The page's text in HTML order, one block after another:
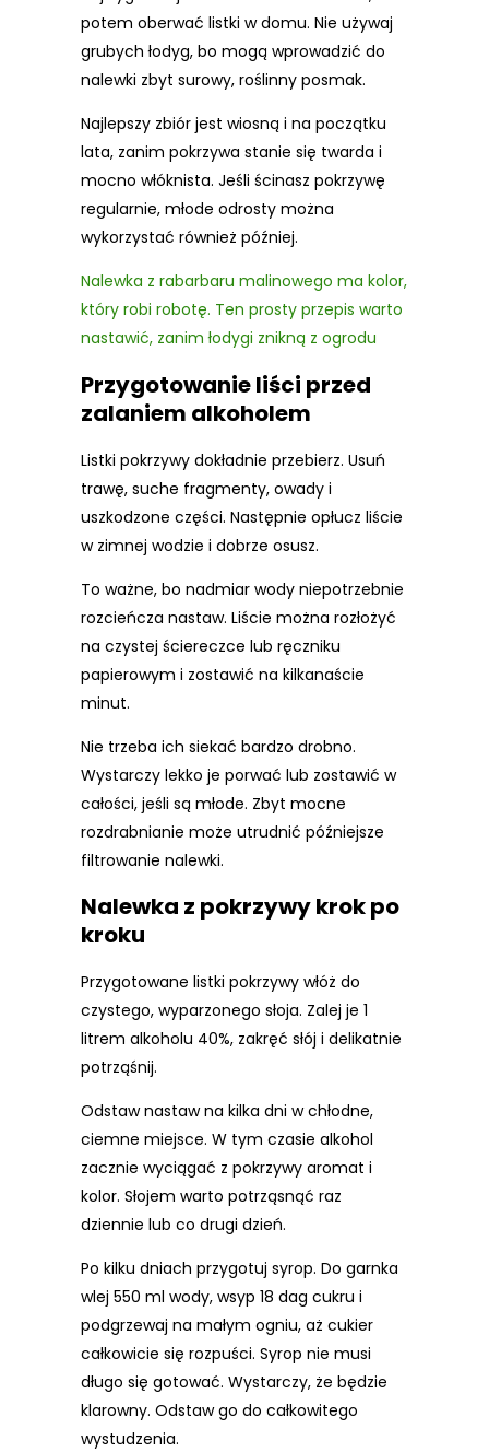
potem oberwać listki w domu. Nie używaj
grubych łodyg, bo mogą wprowadzić do
nalewki zbyt surowy, roślinny posmak.
Najlepszy zbiór jest wiosną i na początku
lata, zanim pokrzywa stanie się twarda i
mocno włóknista. Jeśli ścinasz pokrzywę
regularnie, młode odrosty można
wykorzystać również później.
Nalewka z rabarbaru malinowego ma kolor,
który robi robotę. Ten prosty przepis warto
nastawić, zanim łodygi znikną z ogrodu
Przygotowanie liści przed
zalaniem alkoholem
Listki pokrzywy dokładnie przebierz. Usuń
trawę, suche fragmenty, owady i
uszkodzone części. Następnie opłucz liście
w zimnej wodzie i dobrze osusz.
To ważne, bo nadmiar wody niepotrzebnie
rozcieńcza nastaw. Liście można rozłożyć
na czystej ściereczce lub ręczniku
papierowym i zostawić na kilkanaście
minut.
Nie trzeba ich siekać bardzo drobno.
Wystarczy lekko je porwać lub zostawić w
całości, jeśli są młode. Zbyt mocne
rozdrabnianie może utrudnić późniejsze
filtrowanie nalewki.
Nalewka z pokrzywy krok po
kroku
Przygotowane listki pokrzywy włóż do
czystego, wyparzonego słoja. Zalej je 1
litrem alkoholu 40%, zakręć słój i delikatnie
potrząśnij.
Odstaw nastaw na kilka dni w chłodne,
ciemne miejsce. W tym czasie alkohol
zacznie wyciągać z pokrzywy aromat i
kolor. Słojem warto potrząsnąć raz
dziennie lub co drugi dzień.
Po kilku dniach przygotuj syrop. Do garnka
wlej 550 ml wody, wsyp 18 dag cukru i
podgrzewaj na małym ogniu, aż cukier
całkowicie się rozpuści. Syrop nie musi
długo się gotować. Wystarczy, że będzie
klarowny. Odstaw go do całkowitego
wystudzenia.